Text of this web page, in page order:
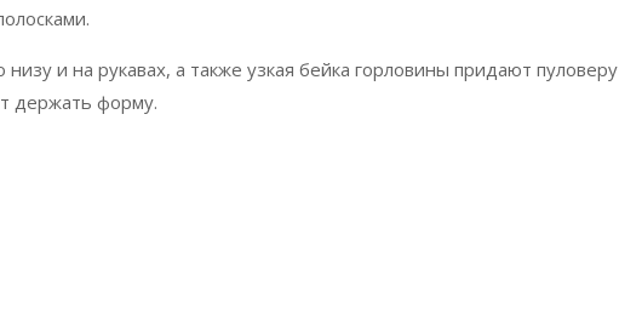
и на рукавах, а также узкая бейка горловины придают пуловеру
держать форму.